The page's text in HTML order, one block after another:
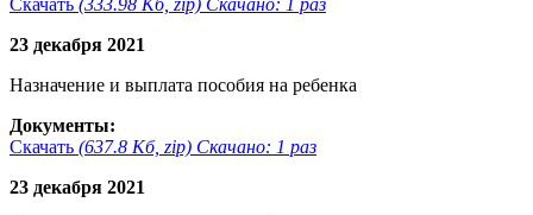
23 декабря 2021
Назначение и выплата пособия на ребенка
Документы:
Скачать (637.8 Кб, zip) Скачано: 1 раз
23 декабря 2021